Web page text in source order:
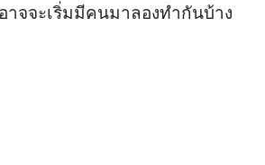
าจจะเริ่มมีคนมาลองทำกันบ้าง